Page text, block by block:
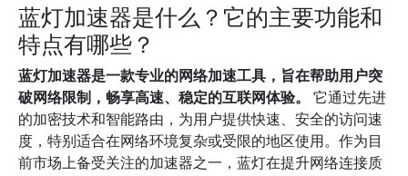
蓝灯加速器是什么？它的主要功能和
特点有哪些？
蓝灯加速器是一款专业的网络加速工具，旨在帮助用户突
破网络限制，畅享高速、稳定的互联网体验。
它通过先进
的加密技术和智能路由，为用户提供快速、安全的访问速
度，特别适合在网络环境复杂或受限的地区使用。作为目
前市场上备受关注的加速器之一，蓝灯在提升网络连接质